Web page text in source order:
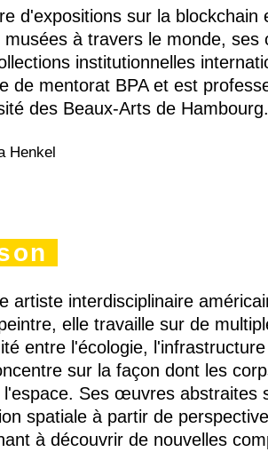
d'expositions sur la blockchain
musées à travers le monde,
institutionnelles
de mentorat BPA et est
des Beaux-Arts de Hambourg.
Henkel
artiste interdisciplinaire
elle travaille sur de
entre l'écologie,
sur la façon dont les
Ses œuvres abstraites
spatiale à partir de
à découvrir de nouvelles